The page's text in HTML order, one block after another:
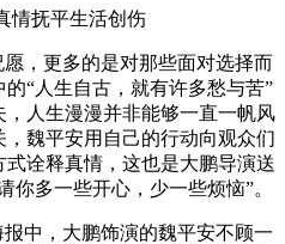
情抚平生活创伤
，更多的是对那些面对选择而
“人生自古，就有许多愁与苦”
人生漫漫并非能够一直一帆风
魏平安用自己的行动向观众们
诠释真情，这也是大鹏导演送
多一些开心，少一些烦恼”。
中，大鹏饰演的魏平安不顾一